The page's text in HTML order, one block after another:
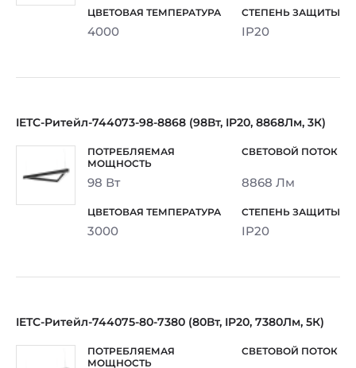
4000 IP20
IETC-Ритейл-744073-98-8868 (98Вт, IP20, 8868Лм, 3К)
98 Вт 8868 Лм
3000 IP20
IETC-Ритейл-744075-80-7380 (80Вт, IP20, 7380Лм, 5К)